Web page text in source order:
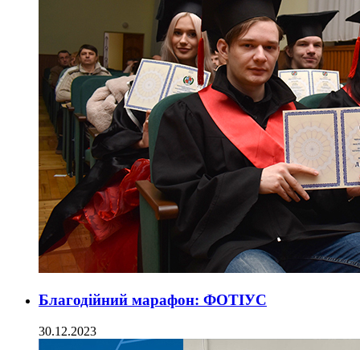
Благодійний марафон: ФОТІУС
30.12.2023